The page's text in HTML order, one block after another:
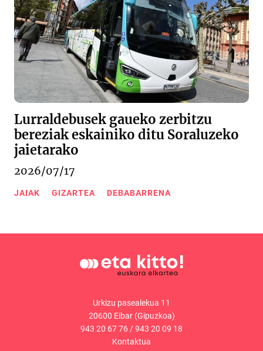
Lurraldebusek gaueko zerbitzu
bereziak eskainiko ditu Soraluzeko
jaietarako
2026/07/17
JAIAK GIZARTEA DEBABARRENA
Urkizu pasealekua 11
20600 Eibar (Gipuzkoa)
943 20 67 76 /943 20 09 18
Kontaktua